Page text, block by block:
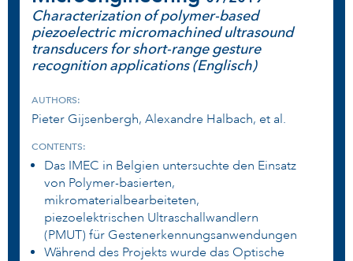
Characterization of polymer-based
piezoelectric micromachined ultrasound
transducers for short-range gesture
recognition applications (Englisch)
AUTHORS:
Pieter Gijsenbergh, Alexandre Halbach, et al.
CONTENTS:
Das IMEC in Belgien untersuchte den Einsatz
von Polymer-basierten,
mikromaterialbearbeiteten,
piezoelektrischen Ultraschallwandlern
(PMUT) für Gestenerkennungsanwendungen
Während des Projekts wurde das Optische